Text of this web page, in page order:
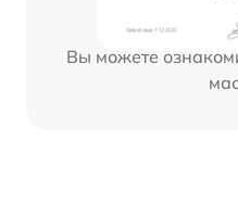
Вы можете